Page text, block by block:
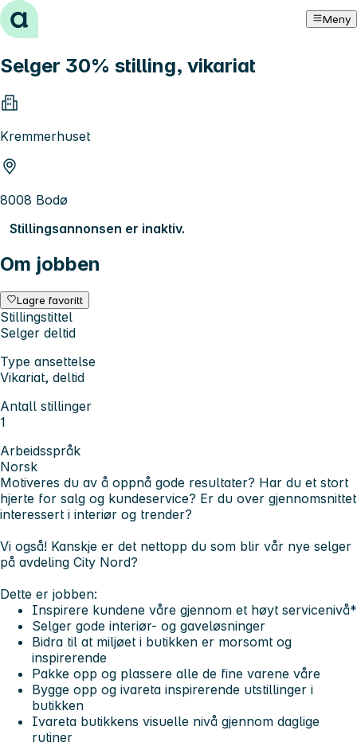
Hopp til innhold Meny
Selger 30% stilling, vikariat
Kremmerhuset
8008 Bodø
Stillingsannonsen er inaktiv.
Om jobben
Lagre favoritt
Stillingstittel
Selger deltid
Type ansettelse
Vikariat, deltid
Antall stillinger
1
Arbeidsspråk
Norsk
Motiveres du av å oppnå gode resultater? Har du et stort
hjerte for salg og kundeservice? Er du over gjennomsnittet
interessert i interiør og trender?
Vi også! Kanskje er det nettopp du som blir vår nye selger
på avdeling City Nord?
Dette er jobben:
Inspirere kundene våre gjennom et høyt servicenivå*
Selger gode interiør- og gaveløsninger
Bidra til at miljøet i butikken er morsomt og
inspirerende
Pakke opp og plassere alle de fine varene våre
Bygge opp og ivareta inspirerende utstillinger i
butikken
Ivareta butikkens visuelle nivå gjennom daglige
rutiner